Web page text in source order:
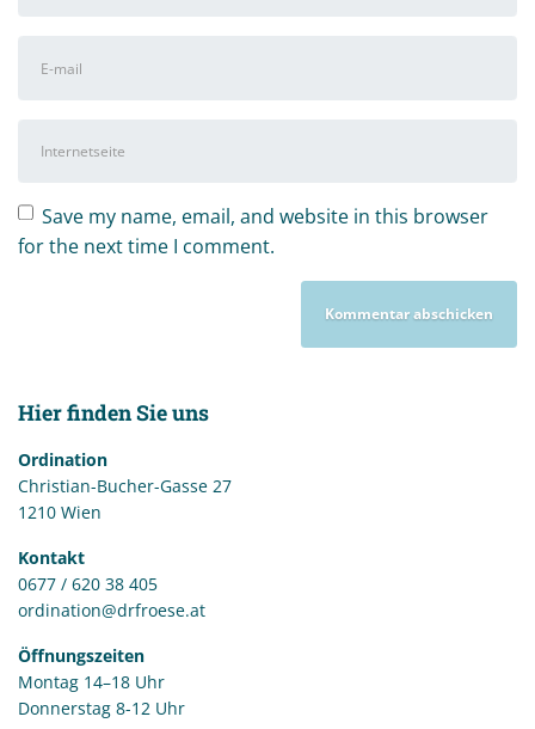
Mail-
Save my name, email, and website in this browser
for the next time I comment.
Hier finden Sie uns
Ordination
Christian-Bucher-Gasse 27
1210 Wien
Kontakt
0677 / 620 38 405
ordination@drfroese.at
Öffnungszeiten
Montag 14–18 Uhr
Donnerstag 8-12 Uhr